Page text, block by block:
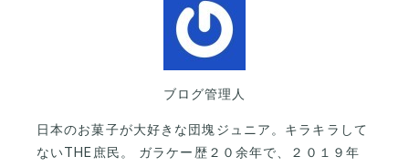
ブログ管理人
日本のお菓子が大好きな団塊ジュニア。キラキラして
ないTHE庶民。 ガラケー歴２０余年で、２０１９年